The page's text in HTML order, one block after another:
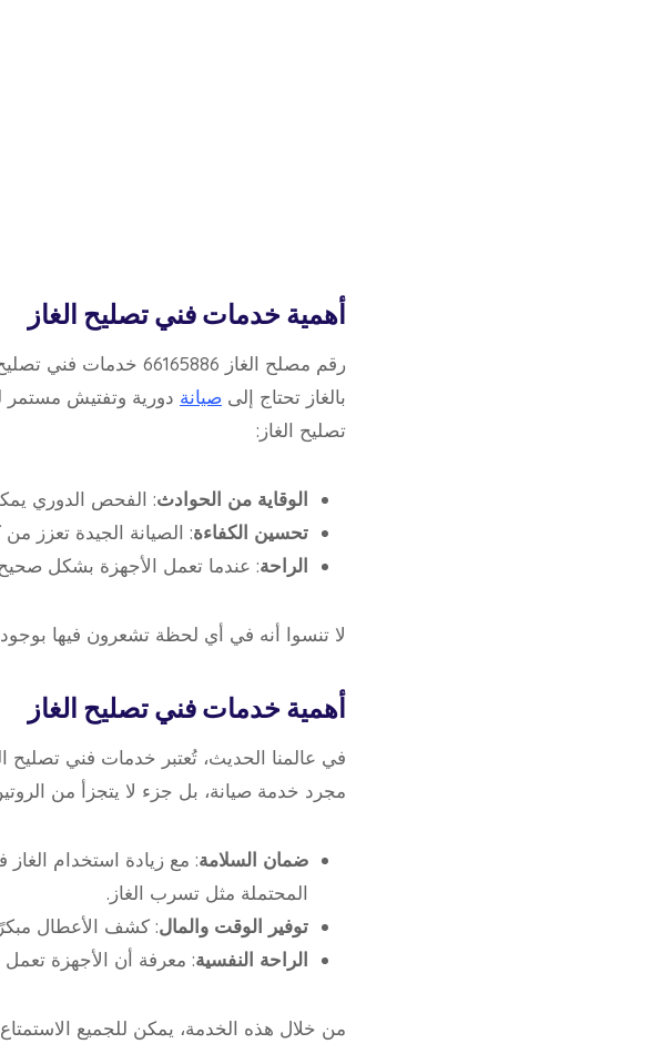
أهمية خدمات فني تصليح الغاز
رقم مصلح الغاز
بالغاز تحتاج إلى صيانة دورية وتفتيش مستمر
تصليح الغاز:
الوقاية من الحوادث: الفحص الدوري
تحسين الكفاءة: الصيانة الجيدة تعزز
الراحة: عندما تعمل الأجهزة بشكل
لا تنسوا أنه في أي لحظة تشعرون فيها
أهمية خدمات فني تصليح الغاز
في عالمنا الحديث، تُعتبر خدمات فني تصليح
مجرد خدمة صيانة، بل جزء لا يتجزأ من
ضمان السلامة: مع زيادة استخدام
المحتملة مثل تسرب الغاز.
توفير الوقت والمال: كشف الأعطال
الراحة النفسية: معرفة أن الأجهزة تعمل
من خلال هذه الخدمة، يمكن للجميع